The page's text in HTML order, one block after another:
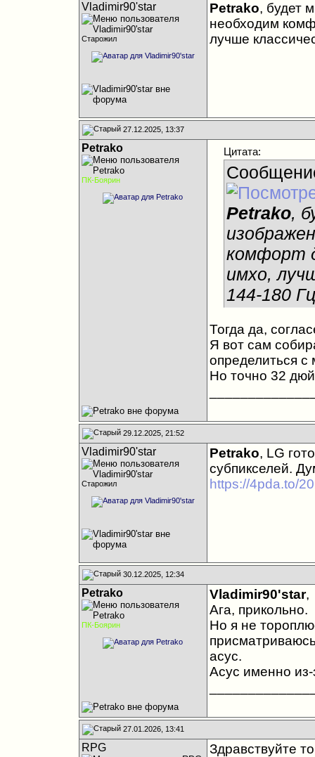
Vladimir90'star
Старожил
Petrako, будет
необходим
лучше
27.12.2025, 13:37
Petrako
ПК-Боярин
Цитата:
Petrako,
комфорт
имхо,
144-180
Тогда да,
Я вот сам
определиться с
Но точно 32
29.12.2025, 21:52
Vladimir90'star
Старожил
Petrako, LG
субпикселей.
https://4pda.to/
30.12.2025, 12:34
Petrako
ПК-Боярин
Vladimir90'star,
Ага, прикольно.
Но я не
асус.
Асус именно
27.01.2026, 13:41
RPG Здравствуйте